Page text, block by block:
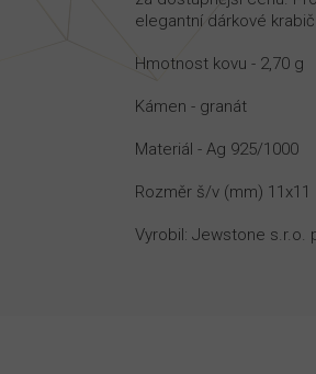
elegantní dárkové
Hmotnost kovu - 2,70 g
Kámen - granát
Materiál - Ag 925/1000
Rozměr š/v (mm) 11x11
Vyrobil: Jewstone s.r.o.